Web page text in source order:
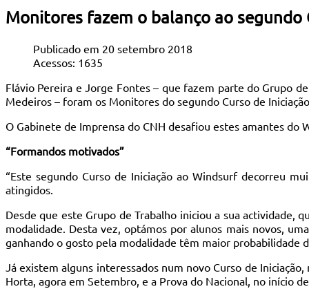
Monitores fazem o balanço ao segundo
Publicado em 20 setembro 2018
Acessos: 1635
Flávio Pereira e Jorge Fontes – que fazem parte do Grupo
Medeiros – foram os Monitores do segundo Curso de
O Gabinete de Imprensa do CNH desafiou estes amantes do
“Formandos motivados”
“Este segundo Curso de Iniciação ao Windsurf decorreu
atingidos.
Desde que este Grupo de Trabalho iniciou a sua actividade,
modalidade. Desta vez, optámos por alunos mais novos,
ganhando o gosto pela modalidade têm maior probabilidade
Já existem alguns interessados num novo Curso de
Horta, agora em Setembro, e a Prova do Nacional, no início